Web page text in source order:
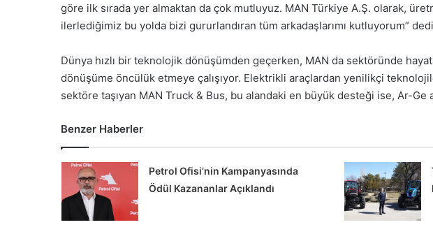
göre ilk sırada yer almaktan da çok mutluyuz. MAN Türkiye A.Ş. olarak,
ilerlediğimiz bu yolda bizi gururlandıran tüm arkadaşlarımı kutluyorum”
Dünya hızlı bir teknolojik dönüşümden geçerken, MAN da sektöründe
dönüşüme öncülük etmeye çalışıyor. Elektrikli araçlardan yenilikçi
sektöre taşıyan MAN Truck & Bus, bu alandaki en büyük desteği ise, Ar-Ge
Benzer Haberler
Petrol Ofisi’nin Kampanyasında
Ödül Kazananlar Açıklandı